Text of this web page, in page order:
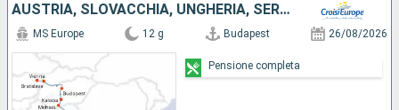
AUSTRIA, SLOVACCHIA, UNGHERIA, SERBIA, BULGARIA, ROMANIA
MS Europe 12 g Budapest 26/08/2026
Pensione completa